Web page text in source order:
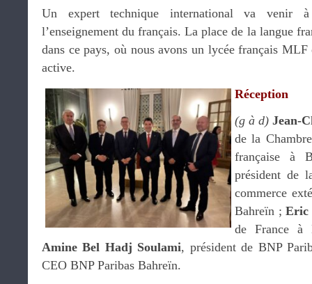
Un expert technique international va venir
l’enseignement du français. La place de la langue
dans ce pays, où nous avons un lycée français
active.
Réception
(g à d) Jean-
de la
française à
président de
commerce
Bahreïn ; Eric
de France
Amine Bel Hadj Soulami, président de BNP
CEO BNP Paribas Bahreïn.